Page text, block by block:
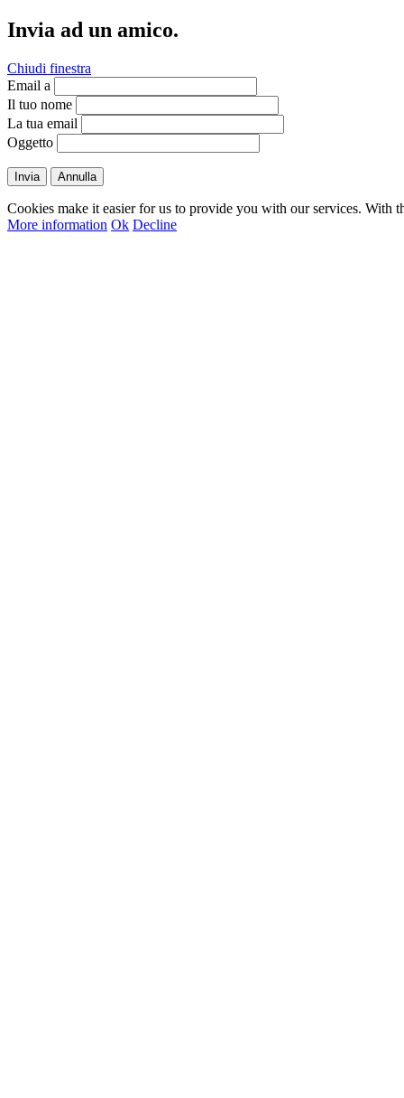
Invia ad un amico.
Chiudi finestra
Email a
Il tuo nome
La tua email
Oggetto
Invia Annulla
Cookies make it easier for us to provide you with our services. With
More information Ok Decline